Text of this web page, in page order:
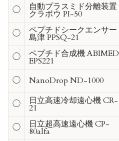
◯ 自動プラスミド分離装置
クラボウ PI-50
◯ ペプチドシークエンサー
島津 PPSQ-21
◯ ペプチド合成機 ABIMED
EPS221
◯ NanoDrop ND-1000
◯
日立高速冷却遠心機 CR-
21
◯ 日立超高速遠心機 CP-
80alfa